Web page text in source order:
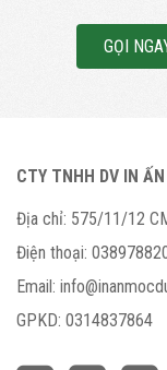
GỌI
CTY TNHH DV IN
Địa chỉ: 575/11/12
Điện thoại:
Email:
GPKD: 0314837864